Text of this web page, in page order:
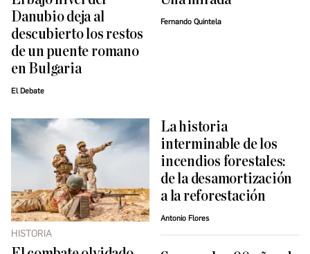
Danubio deja al
descubierto los restos
de un puente romano
en Bulgaria
El Debate
Fernando Quintela
HISTORIA
La historia
interminable de los
incendios forestales:
de la desamortización
a la reforestación
Antonio Flores